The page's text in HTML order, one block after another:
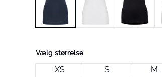
Vælg størrelse
XS S M